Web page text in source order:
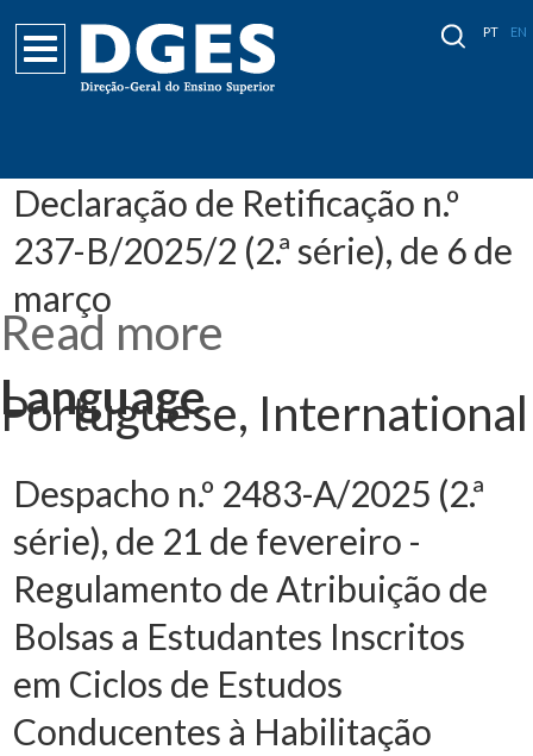
PT EN
Declaração de Retificação n.º
237-B/2025/2 (2.ª série), de 6 de
março
Read more
237-B/2025/2
(2.ª série), de 6
de março
Language
Portuguese, International
Despacho n.º 2483-A/2025 (2.ª
série), de 21 de fevereiro -
Regulamento de Atribuição de
Bolsas a Estudantes Inscritos
em Ciclos de Estudos
Conducentes à Habilitação